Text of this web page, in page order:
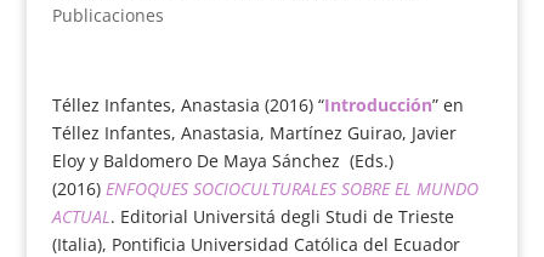
Publicaciones
Téllez Infantes, Anastasia (2016) “Introducción” en
Téllez Infantes, Anastasia, Martínez Guirao, Javier
Eloy y Baldomero De Maya Sánchez (Eds.)
(2016) ENFOQUES SOCIOCULTURALES SOBRE EL MUNDO
ACTUAL. Editorial Universitá degli Studi de Trieste
(Italia), Pontificia Universidad Católica del Ecuador